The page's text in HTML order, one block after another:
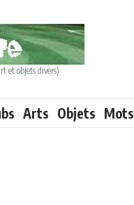
et objets divers)
Arts Objets Mots